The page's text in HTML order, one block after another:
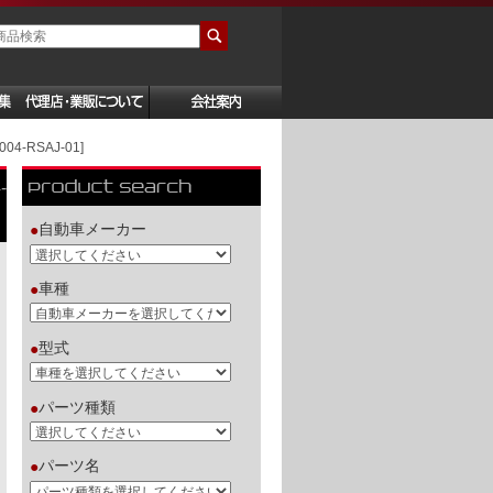
RSAJ-01]
●自動車メーカー
●車種
●型式
●パーツ種類
●パーツ名